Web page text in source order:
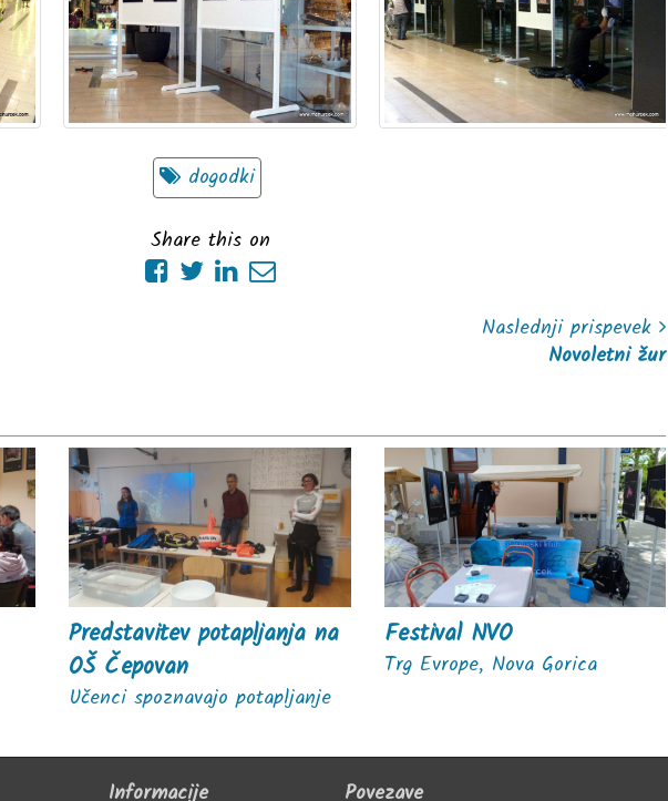
dogodki
Share this on
Naslednji prispevek
Novoletni žur
Predstavitev potapljanja na
OŠ Čepovan
Učenci spoznavajo potapljanje
Festival NVO
Trg Evrope, Nova Gorica
Informacije Povezave